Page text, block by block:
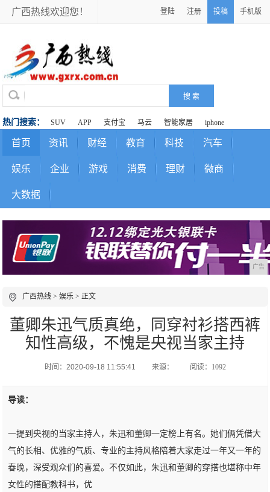
广西热线欢迎您！ 登陆 注册 投稿 手机版
热门搜索： SUV APP 支付宝 马云 智能家居 iphone
首页 资讯 财经 教育 科技 汽车
娱乐 企业 游戏 消费 理财 微商
大数据
广告
广西热线 >娱乐 > 正文
董卿朱迅气质真绝，同穿衬衫搭西裤
知性高级，不愧是央视当家主持
时间：2020-09-18 11:55:41 来源： 阅读：1092
导读：
一提到央视的当家主持人，朱迅和董卿一定榜上有名。她们俩凭借大
气的长相、优雅的气质、专业的主持风格陪着大家走过一年又一年的
春晚，深受观众们的喜爱。不仅如此，朱迅和董卿的穿搭也堪称中年
女性的搭配教科书，优